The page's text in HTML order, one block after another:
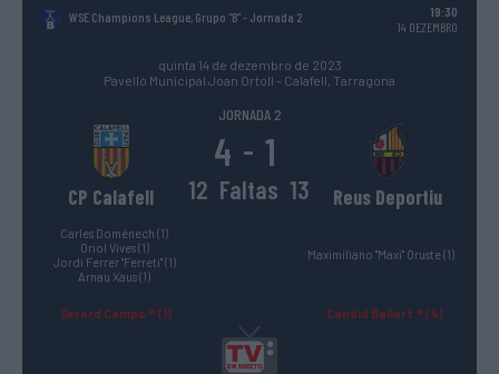
WSE Champions League, Grupo “B”- Jornada 2
19:30
14 DEZEMBRO
quinta 14 de dezembro de 2023
Pavelló Municipal Joan Ortoll - Calafell, Tarragona
JORNADA 2
CP Calafell
4 - 1
12 Faltas 13 Reus Deportiu
Carles Domènech (1)
Oriol Vives (1)
Jordi Ferrer "Ferreti" (1)
Arnau Xaus (1)
Maximiliano "Maxi" Oruste (1)
Gerard Camps ® (1) Càndid Ballart ® (4)